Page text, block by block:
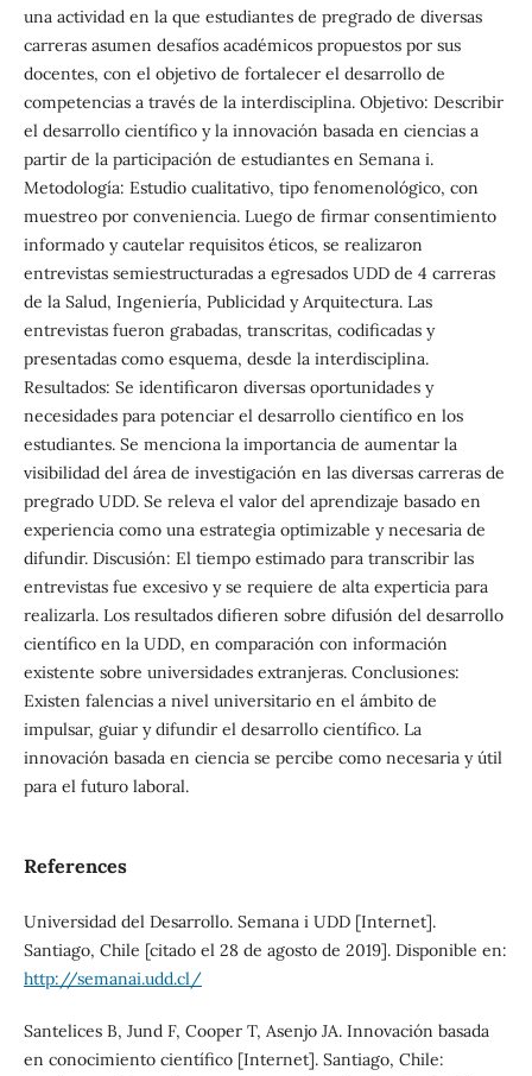
una actividad en la que estudiantes de pregrado de diversas
carreras asumen desafíos académicos propuestos por sus
docentes, con el objetivo de fortalecer el desarrollo de
competencias a través de la interdisciplina. Objetivo: Describir
el desarrollo científico y la innovación basada en ciencias a
partir de la participación de estudiantes en Semana i.
Metodología: Estudio cualitativo, tipo fenomenológico, con
muestreo por conveniencia. Luego de firmar consentimiento
informado y cautelar requisitos éticos, se realizaron
entrevistas semiestructuradas a egresados UDD de 4 carreras
de la Salud, Ingeniería, Publicidad y Arquitectura. Las
entrevistas fueron grabadas, transcritas, codificadas y
presentadas como esquema, desde la interdisciplina.
Resultados: Se identificaron diversas oportunidades y
necesidades para potenciar el desarrollo científico en los
estudiantes. Se menciona la importancia de aumentar la
visibilidad del área de investigación en las diversas carreras de
pregrado UDD. Se releva el valor del aprendizaje basado en
experiencia como una estrategia optimizable y necesaria de
difundir. Discusión: El tiempo estimado para transcribir las
entrevistas fue excesivo y se requiere de alta experticia para
realizarla. Los resultados difieren sobre difusión del desarrollo
científico en la UDD, en comparación con información
existente sobre universidades extranjeras. Conclusiones:
Existen falencias a nivel universitario en el ámbito de
impulsar, guiar y difundir el desarrollo científico. La
innovación basada en ciencia se percibe como necesaria y útil
para el futuro laboral.
References
Universidad del Desarrollo. Semana i UDD [Internet].
Santiago, Chile [citado el 28 de agosto de 2019]. Disponible en:
http://semanai.udd.cl/
Santelices B, Jund F, Cooper T, Asenjo JA. Innovación basada
en conocimiento científico [Internet]. Santiago, Chile: